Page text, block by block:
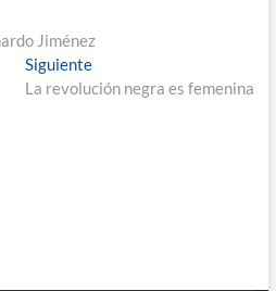
Jiménez
SiguienteEntrada
siguiente:
La revolución negra es femenina